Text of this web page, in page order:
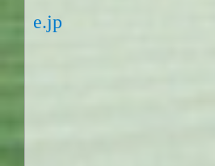
e.jp